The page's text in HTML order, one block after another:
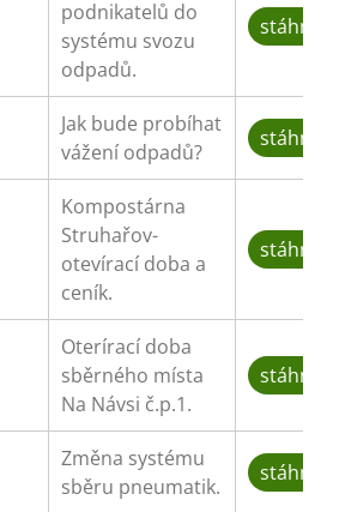
podnikatelů do
systému svozu
odpadů.
Jak bude probíhat
vážení odpadů?
Kompostárna
Struhařov-
otevírací doba a
ceník.
Oterírací doba
sběrného místa
Na Návsi č.p.1.
Změna systému
sběru pneumatik.